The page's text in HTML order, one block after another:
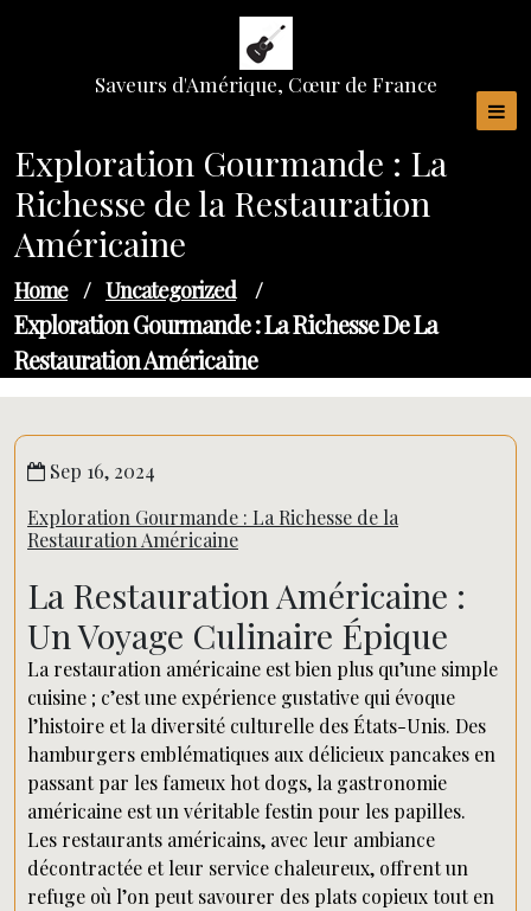
Saveurs d'Amérique, Cœur de France
Exploration Gourmande : La
Richesse de la Restauration
Américaine
Home / Uncategorized /
Exploration Gourmande : La Richesse De La
Restauration Américaine
Sep 16, 2024
Exploration Gourmande : La Richesse de la
Restauration Américaine
La Restauration Américaine :
Un Voyage Culinaire Épique
La restauration américaine est bien plus qu’une simple
cuisine ; c’est une expérience gustative qui évoque
l’histoire et la diversité culturelle des États-Unis. Des
hamburgers emblématiques aux délicieux pancakes en
passant par les fameux hot dogs, la gastronomie
américaine est un véritable festin pour les papilles.
Les restaurants américains, avec leur ambiance
décontractée et leur service chaleureux, offrent un
refuge où l’on peut savourer des plats copieux tout en